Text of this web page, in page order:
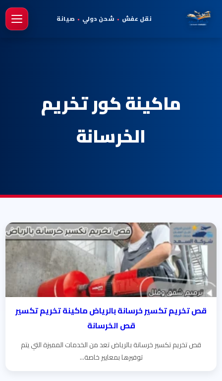
نقل عفش • شحن دولي • صيانة
ماكينة كور تخريم
الخرسانة
قص تخريم تكسير خرسانة بالرياض ماكينة تخريم تكسير
قص الخرسانة
قص تخريم تكسير خرسانة بالرياض تعد من الخدمات المميزة التي يتم
توفيرها بمعايير خاصة...